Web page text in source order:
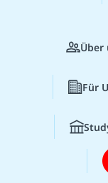
Über
Für